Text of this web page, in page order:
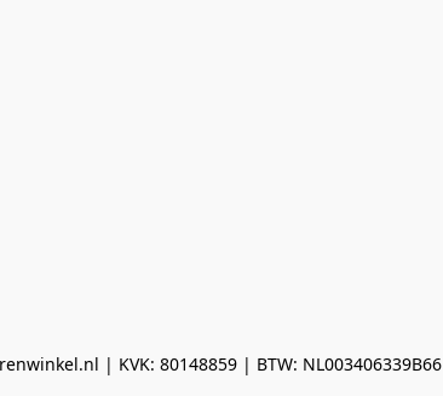
| KVK: 80148859 | BTW: NL003406339B66